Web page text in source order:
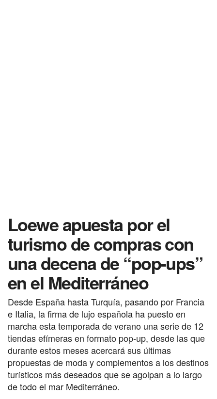
Loewe apuesta por el
turismo de compras con
una decena de “pop-ups”
en el Mediterráneo
Desde España hasta Turquía, pasando por Francia
e Italia, la firma de lujo española ha puesto en
marcha esta temporada de verano una serie de 12
tiendas efímeras en formato pop-up, desde las que
durante estos meses acercará sus últimas
propuestas de moda y complementos a los destinos
turísticos más deseados que se agolpan a lo largo
de todo el mar Mediterráneo.